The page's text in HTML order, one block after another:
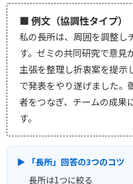
■ 例文（協調性タイプ）
私の長所は、周囲を調整し
す。ゼミの共同研究で意見
主張を整理し折衷案を提示
で発表をやり遂げました。
者をつなぎ、チームの成果
す。
▶ 「長所」回答の3つのコツ
長所は1つに絞る